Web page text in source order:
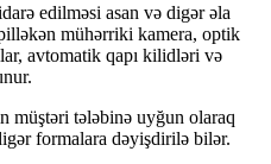
edilməsi asan və digər əla
mühərriki kamera, optik
avtomatik qapı kilidləri və
müştəri tələbinə uyğun olaraq
formalara dəyişdirilə bilər.